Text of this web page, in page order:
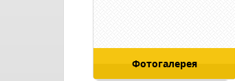
Фотогалерея